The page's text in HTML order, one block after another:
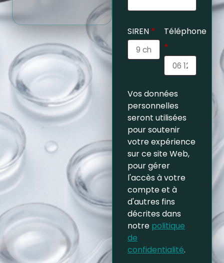
SIREN *
Téléphone
*
Vos données
personnelles
seront utilisées
pour soutenir
votre expérience
sur ce site Web,
pour gérer
l'accès à votre
compte et à
d'autres fins
décrites dans
notre politique
de
confidentialité.